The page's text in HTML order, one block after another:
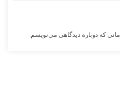
که دوباره دیدگاهی می‌نویسم.